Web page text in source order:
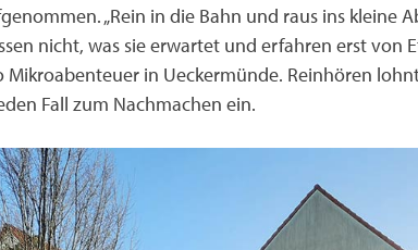
„Rein in die Bahn und raus ins kleine
nicht, was sie erwartet und erfahren erst von
Mikroabenteuer in Ueckermünde. Reinhören
Fall zum Nachmachen ein.